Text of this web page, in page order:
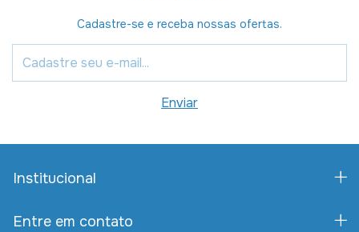
Cadastre-se e receba nossas ofertas.
Institucional
Entre em contato